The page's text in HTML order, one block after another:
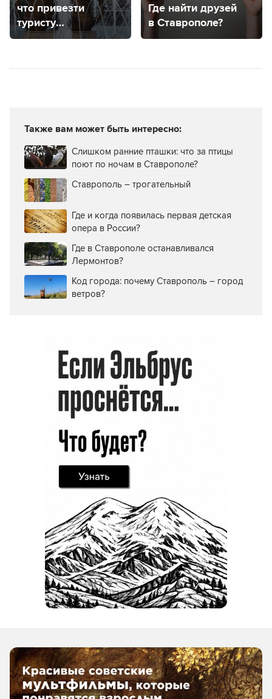
что привезти
туристу
из Кавказских
Где найти друзей
в Ставрополе?
Также вам может быть интересно:
Слишком ранние пташки: что за птицы
поют по ночам в Ставрополе?
Ставрополь – трогательный
Где и когда появилась первая детская
опера в России?
Где в Ставрополе останавливался
Лермонтов?
Код города: почему Ставрополь – город
ветров?